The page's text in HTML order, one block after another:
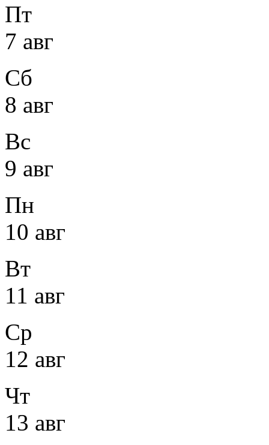
Пт
7 авг
Сб
8 авг
Вс
9 авг
Пн
10 авг
Вт
11 авг
Ср
12 авг
Чт
13 авг